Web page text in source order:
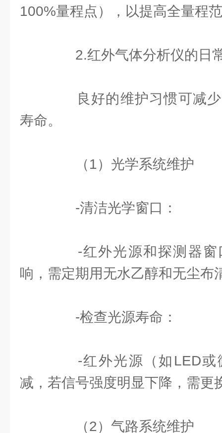
100%量程点），以提高全量程
2.红外气体分析仪的日
良好的维护习惯可减少
寿命。
（1）光学系统维护
-清洁光学窗口：
-红外光源和探测器窗
响，需定期用无水乙醇和无尘布
-检查光源寿命：
-红外光源（如LED或
减，若信号强度明显下降，需更
（2）气路系统维护